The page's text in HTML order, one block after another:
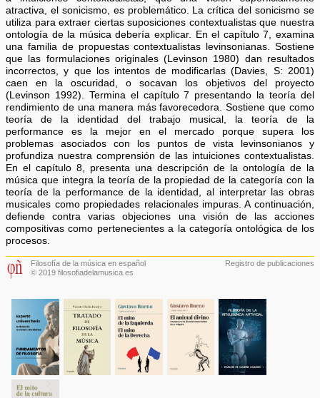
atractiva, el sonicismo, es problemático. La crítica del sonicismo se
utiliza para extraer ciertas suposiciones contextualistas que nuestra
ontología de la música debería explicar. En el capítulo 7, examina
una familia de propuestas contextualistas levinsonianas. Sostiene
que las formulaciones originales (Levinson 1980) dan resultados
incorrectos, y que los intentos de modificarlas (Davies, S: 2001)
caen en la oscuridad, o socavan los objetivos del proyecto
(Levinson 1992). Termina el capítulo 7 presentando la teoría del
rendimiento de una manera más favorecedora. Sostiene que como
teoría de la identidad del trabajo musical, la teoría de la
performance es la mejor en el mercado porque supera los
problemas asociados con los puntos de vista levinsonianos y
profundiza nuestra comprensión de las intuiciones contextualistas.
En el capítulo 8, presenta una descripción de la ontología de la
música que integra la teoría de la propiedad de la categoría con la
teoría de la performance de la identidad, al interpretar las obras
musicales como propiedades relacionales impuras. A continuación,
defiende contra varias objeciones una visión de las acciones
compositivas como pertenecientes a la categoría ontológica de los
procesos.
Filosofía de la música en español
© 2019 filosofiadelamusica.es
Registro de publicaciones